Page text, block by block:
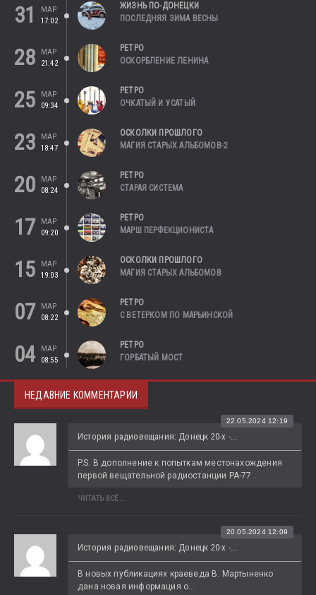
31
МАР
17:02
ЖИЗНЬ ПО-ДОНЕЦКИ
ПОСЛЕДНЯЯ ЗИМА ВЕСНЫ
28
МАР
21:42
РЕТРО
ОСКОРБЛЕНИЕ ЛЕНИНА
25
МАР
09:34
РЕТРО
ОЧКАТЫЙ И УСАТЫЙ
23
МАР
18:47
ОСКОЛКИ ПРОШЛОГО
МАГИЯ СТАРЫХ АЛЬБОМОВ-2
20
МАР
08:24
РЕТРО
СТАРАЯ СИСТЕМА
17
МАР
09:20
РЕТРО
МАРШ ПЕРФЕКЦИОНИСТА
15
МАР
19:03
ОСКОЛКИ ПРОШЛОГО
МАГИЯ СТАРЫХ АЛЬБОМОВ
07
МАР
08:22
РЕТРО
С ВЕТЕРКОМ ПО МАРЬИНСКОЙ
04
МАР
08:55
РЕТРО
ГОРБАТЫЙ МОСТ
НЕДАВНИЕ КОММЕНТАРИИ
История радиовещания: Донецк 20-х -...
22.05.2024 12:19
P.S. В дополнение к попыткам местонахождения
первой вещательной радиостанции РА-77...
ЧИТАТЬ ВСЁ...
История радиовещания: Донецк 20-х -...
20.05.2024 12:09
В новых публикациях краеведа В. Мартыненко
дана новая информация о...